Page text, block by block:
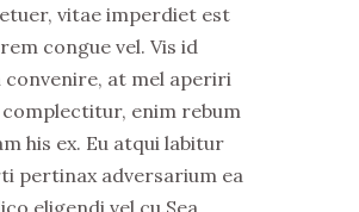
vitae imperdiet est
congue vel. Vis id
convenire, at mel aperiri
complectitur, enim rebum
his ex. Eu atqui labitur
pertinax adversarium ea
eligendi vel cu.Sea